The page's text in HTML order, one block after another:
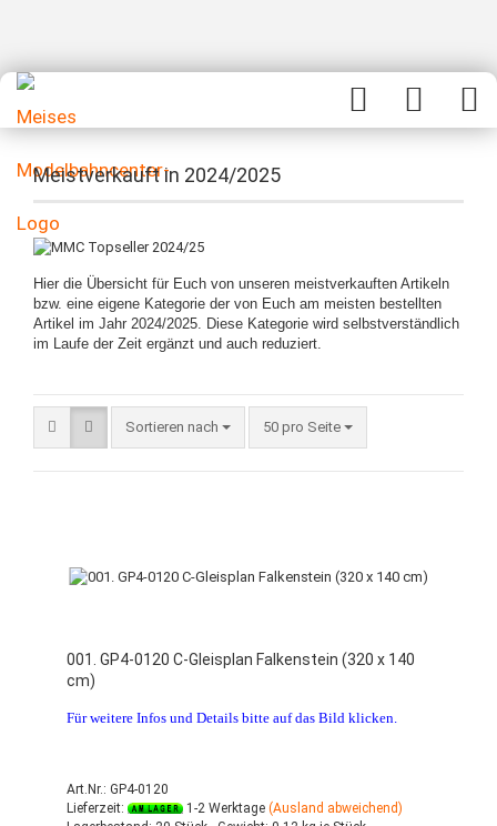
Meistverkauft in 2024/2025
Hier die Übersicht für Euch von unseren meistverkauften Artikeln
bzw. eine eigene Kategorie der von Euch am meisten bestellten
Artikel im Jahr 2024/2025. Diese Kategorie wird selbstverständlich
im Laufe der Zeit ergänzt und auch reduziert.
Sortieren nach 50 pro Seite
001. GP4-0120 C-Gleisplan Falkenstein (320 x 140
cm)
Für weitere Infos und Details bitte auf das Bild klicken.
Art.Nr.: GP4-0120
Lieferzeit:
1-2 Werktage (Ausland abweichend)